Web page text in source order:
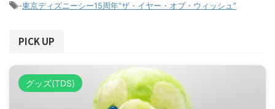
-東京ディズニーシー15周年“ザ・イヤー・オブ・ウィッシュ”
PICK UP
グッズ(TDS)